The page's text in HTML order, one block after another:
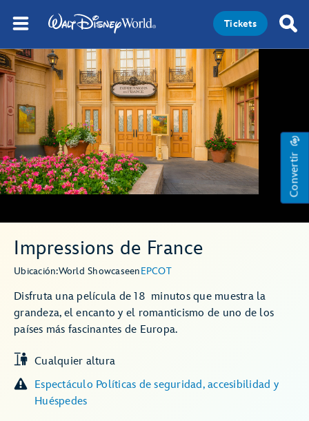
Tickets
Convertir
Impressions de France
Ubicación:World ShowcaseenEPCOT
Disfruta una película de 18 minutos que muestra la
grandeza, el encanto y el romanticismo de uno de los
países más fascinantes de Europa.
Cualquier altura
Espectáculo Políticas de seguridad, accesibilidad y
Huéspedes